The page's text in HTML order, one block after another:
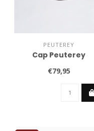
PEUTEREY
Cap Peuterey
€79,95